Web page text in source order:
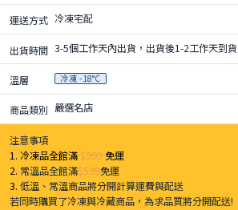
運送方式 冷凍宅配
出貨時間 3-5個工作天內出貨，出貨後1-2工作天到貨
溫層 冷凍 -18°C
商品類別 嚴選名店
注意事項
1. 冷凍品全館滿 $999免運
2. 常溫品全館滿$599免運
3.低溫、常溫商品將分開計算運費與配送
若同時購買了冷凍與冷藏商品，為求品質將分開配送!